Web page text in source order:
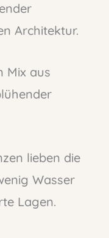
Architektur.
Mix aus
lieben die
Wasser
Lagen.